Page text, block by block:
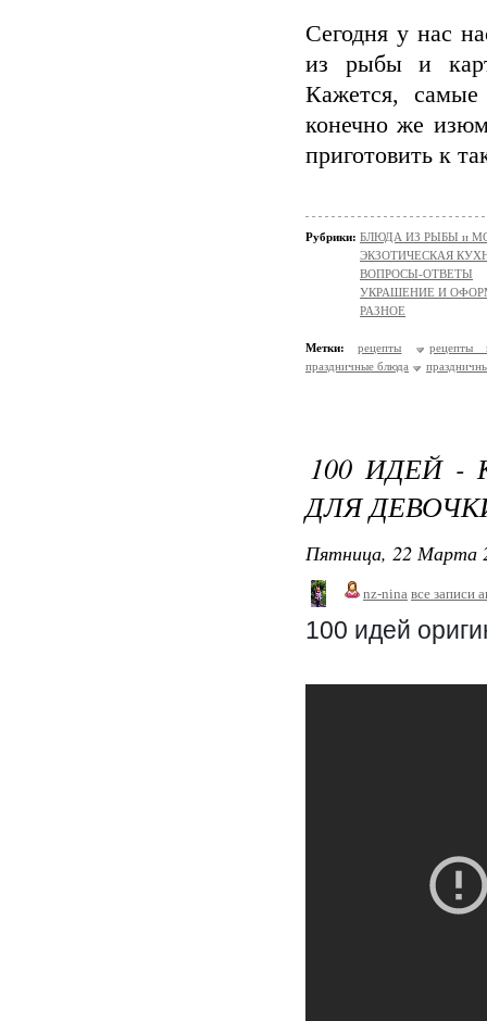
Сегодня у нас
из рыбы и
Кажется, самые
конечно же
приготовить к
Рубрики: БЛЮДА ИЗ РЫБЫ и
ЭКЗОТИЧЕСКАЯ
ВОПРОСЫ-ОТВЕТЫ
УКРАШЕНИЕ И
РАЗНОЕ
Метки: рецепты
рецепты
праздничные блюда
100 ИДЕЙ -
ДЛЯ
Пятница, 22 Марта
nz-nina все записи
100 идей